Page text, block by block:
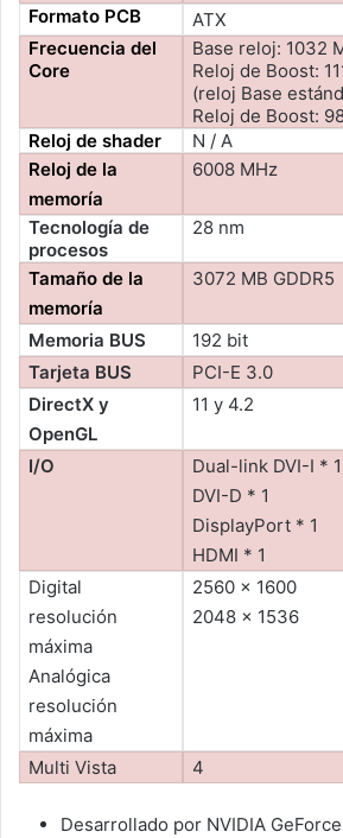
Formato PCB
ATX
Frecuencia del
Core
Base reloj: 1032
Reloj de Boost:
(reloj Base
Reloj de Boost:
Reloj de shader
N / A
Reloj de la
memoría
6008 MHz
Tecnología de
procesos
28 nm
Tamaño de la
memoría
3072 MB GDDR5
Memoria BUS
192 bit
Tarjeta BUS
PCI-E 3.0
DirectX y
OpenGL
11 y 4.2
I/O
Dual-link DVI-I * 1
DVI-D * 1
DisplayPort * 1
HDMI * 1
Digital
resolución
máxima
Analógica
resolución
máxima
2560 x 1600
2048 x 1536
Multi Vista 4
Desarrollado por NVIDIA